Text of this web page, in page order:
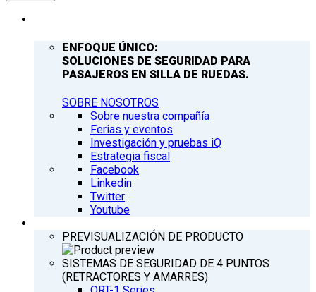
ENFOQUE ÚNICO:
SOLUCIONES DE SEGURIDAD PARA
PASAJEROS EN SILLA DE RUEDAS.
SOBRE NOSOTROS
Sobre nuestra compañía
Ferias y eventos
Investigación y pruebas iQ
Estrategia fiscal
Facebook
Linkedin
Twitter
Youtube
PREVISUALIZACIÓN DE PRODUCTO
SISTEMAS DE SEGURIDAD DE 4 PUNTOS
(RETRACTORES Y AMARRES)